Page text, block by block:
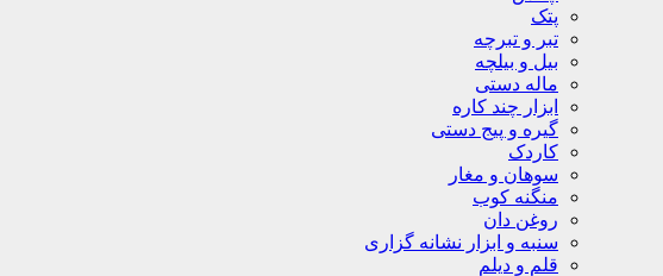
پتک
تبر و تبرچه
بیل و بیلچه
ماله دستی
ابزار چند کاره
گیره و پیج دستی
کاردک
سوهان و مغار
منگنه کوب
روغن دان
سنبه و ابزار نشانه گزاری
قلم و دیلم